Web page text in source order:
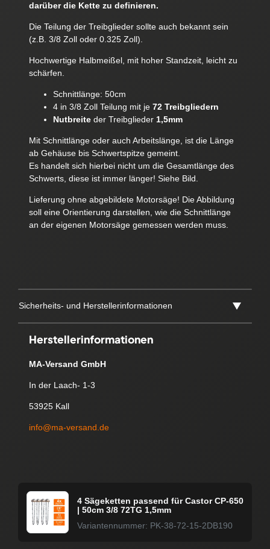
darüber die Kette zu definieren.
Die Teilung der Treibglieder sollte auch bekannt sein
(z.B. 3/8 Zoll oder 0.325 Zoll).
Hochwertige Halbmeißel, mit hoher Standzeit, leicht zu
schärfen.
Schnittlänge: 50cm
4 in 3/8 Zoll Teilung mit je 72 Treibgliedern
Nutbreiteder Treibglieder 1,5mm
Mit Schnittlänge oder auch Arbeitslänge, ist die Länge
ab Gehäuse bis Schwertspitze gemeint.
Es handelt sich hierbei nicht um die Gesamtlänge des
Schwerts, diese ist immer länger! Siehe Bild.
Lieferung ohne abgebildete Motorsäge! Die Abbildung
soll eine Orientierung darstellen, wie die Schnittlänge
an der eigenen Motorsäge gemessen werden muss.
Sicherheits- und Herstellerinformationen
Herstellerinformationen
MA-Versand GmbH
In der Laach- 1-3
53925 Kall
info@ma-versand.de
4 Sägeketten passend für Castor CP-650
| 50cm 3/8 72TG 1,5mm
Variantennummer: PK-38-72-15-2DB190